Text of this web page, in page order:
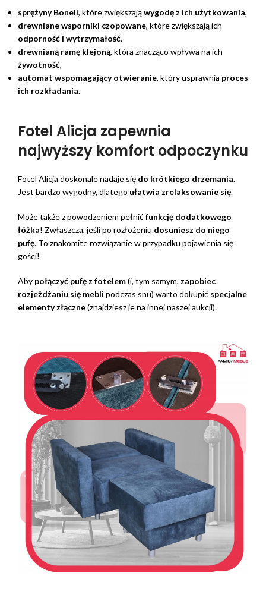
sprężyny Bonell, które zwiększająwygodę z ich użytkowania,
drewniane wsporniki czopowane, które zwiększają ich
odporność i wytrzymałość,
drewnianą ramę klejoną, która znacząco wpływa na ich
żywotność,
automat wspomagający otwieranie, który usprawnia proces
ich rozkładania.
Fotel Alicja zapewnia
najwyższy komfort odpoczynku
Fotel Alicja doskonale nadaje się do krótkiego drzemania.
Jest bardzo wygodny, dlatego ułatwia zrelaksowanie się.
Może także z powodzeniem pełnić funkcję dodatkowego
łóżka! Zwłaszcza, jeśli po rozłożeniu dosuniesz do niego
pufę. To znakomite rozwiązanie w przypadku pojawienia się
gości!
Aby połączyć pufę z fotelem(i, tym samym, zapobiec
rozjeżdżaniu się mebli podczas snu) warto dokupić specjalne
elementy złączne(znajdziesz je na innej naszej aukcji).